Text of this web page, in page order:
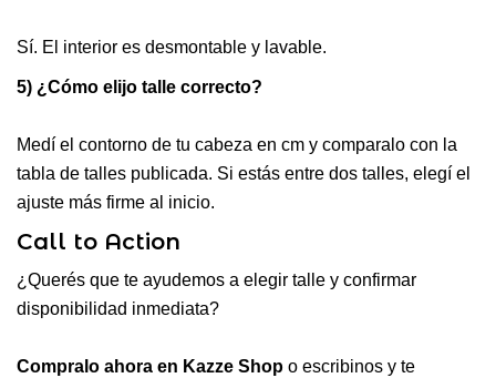
Sí. El interior es desmontable y lavable.
5) ¿Cómo elijo talle correcto?
Medí el contorno de tu cabeza en cm y comparalo con la
tabla de talles publicada. Si estás entre dos talles, elegí el
ajuste más firme al inicio.
Call to Action
¿Querés que te ayudemos a elegir talle y confirmar
disponibilidad inmediata?
Compralo ahora en Kazze Shop o escribinos y te